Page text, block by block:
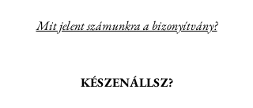
Mit jelent számunkra a bizonyítvány?
KÉSZENÁLLSZ?